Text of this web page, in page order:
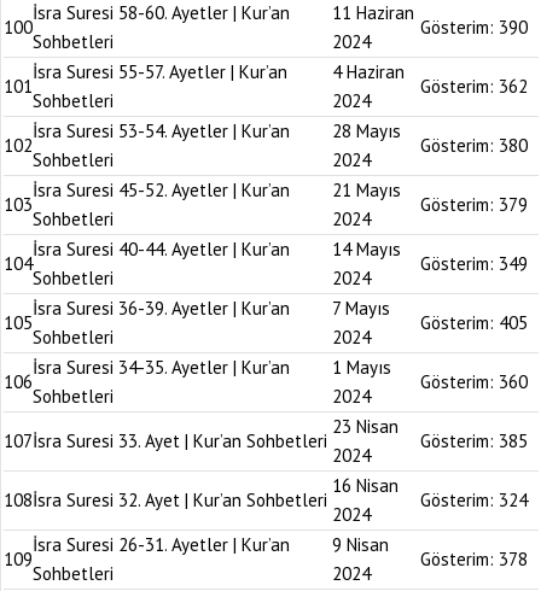
100
İsra Suresi 58-60. Ayetler | Kur’an
Sohbetleri
11 Haziran
2024
Gösterim: 390
101
İsra Suresi 55-57. Ayetler | Kur’an
Sohbetleri
4 Haziran
2024
Gösterim: 362
102
İsra Suresi 53-54. Ayetler | Kur’an
Sohbetleri
28 Mayıs
2024
Gösterim: 380
103
İsra Suresi 45-52. Ayetler | Kur’an
Sohbetleri
21 Mayıs
2024
Gösterim: 379
104
İsra Suresi 40-44. Ayetler | Kur’an
Sohbetleri
14 Mayıs
2024
Gösterim: 349
105
İsra Suresi 36-39. Ayetler | Kur’an
Sohbetleri
7 Mayıs
2024
Gösterim: 405
106
İsra Suresi 34-35. Ayetler | Kur’an
Sohbetleri
1 Mayıs
2024
Gösterim: 360
107İsra Suresi 33. Ayet | Kur’an Sohbetleri
23 Nisan
2024
Gösterim: 385
108İsra Suresi 32. Ayet | Kur’an Sohbetleri
16 Nisan
2024
Gösterim: 324
109
İsra Suresi 26-31. Ayetler | Kur’an
Sohbetleri
9 Nisan
2024
Gösterim: 378